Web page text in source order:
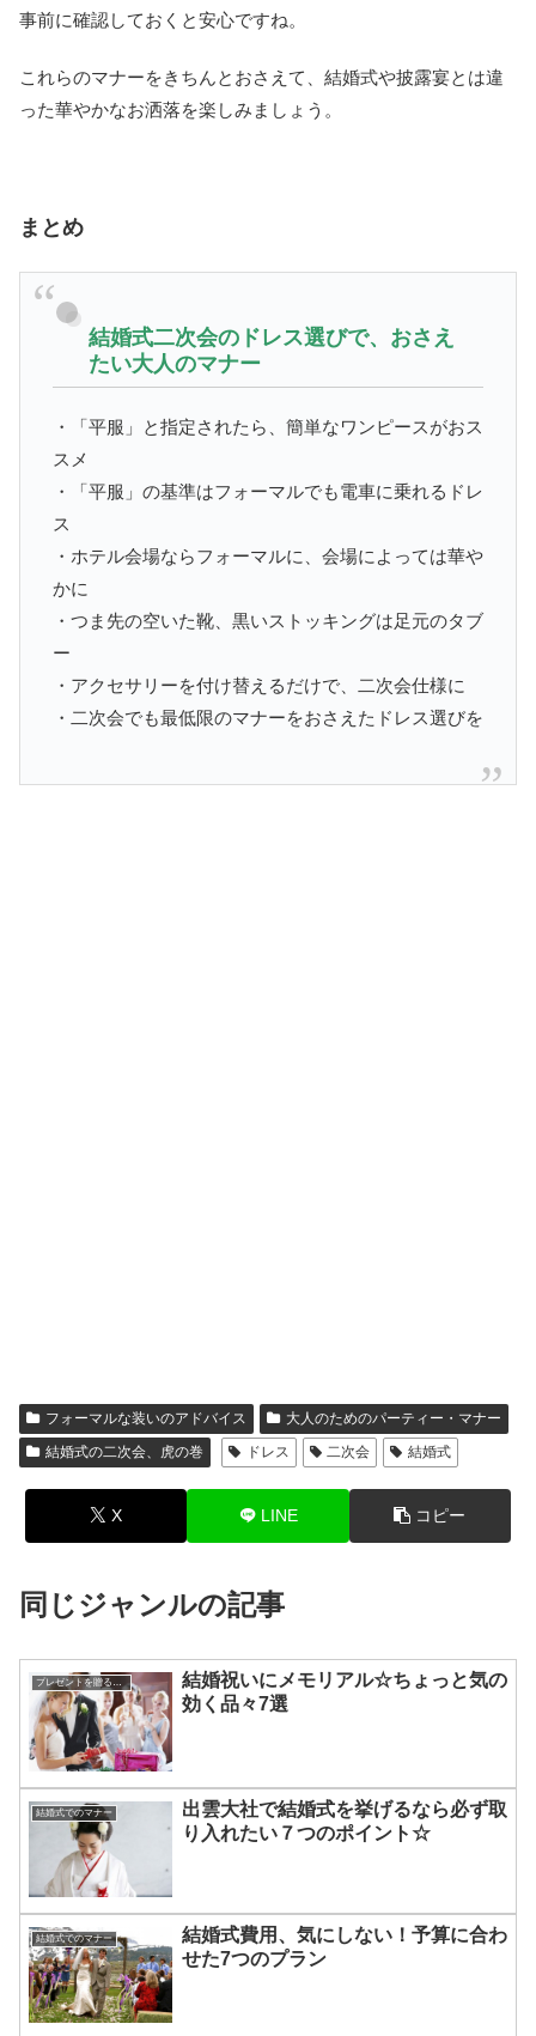
事前に確認しておくと安心ですね。
これらのマナーをきちんとおさえて、結婚式や披露宴とは違
った華やかなお洒落を楽しみましょう。
まとめ
結婚式二次会のドレス選びで、おさえ
たい大人のマナー
・「平服」と指定されたら、簡単なワンピースがおス
スメ
・「平服」の基準はフォーマルでも電車に乗れるドレ
ス
・ホテル会場ならフォーマルに、会場によっては華や
かに
・つま先の空いた靴、黒いストッキングは足元のタブ
ー
・アクセサリーを付け替えるだけで、二次会仕様に
・二次会でも最低限のマナーをおさえたドレス選びを
フォーマルな装いのアドバイス
大人のためのパーティー・マナー
結婚式の二次会、虎の巻
ドレス 二次会 結婚式
X LINE コピー
同じジャンルの記事
プレゼントを贈るコツ
結婚祝いにメモリアル☆ちょっと気の
効く品々7選
結婚式でのマナー
出雲大社で結婚式を挙げるなら必ず取
り入れたい７つのポイント☆
結婚式でのマナー
結婚式費用、気にしない！予算に合わ
せた7つのプラン